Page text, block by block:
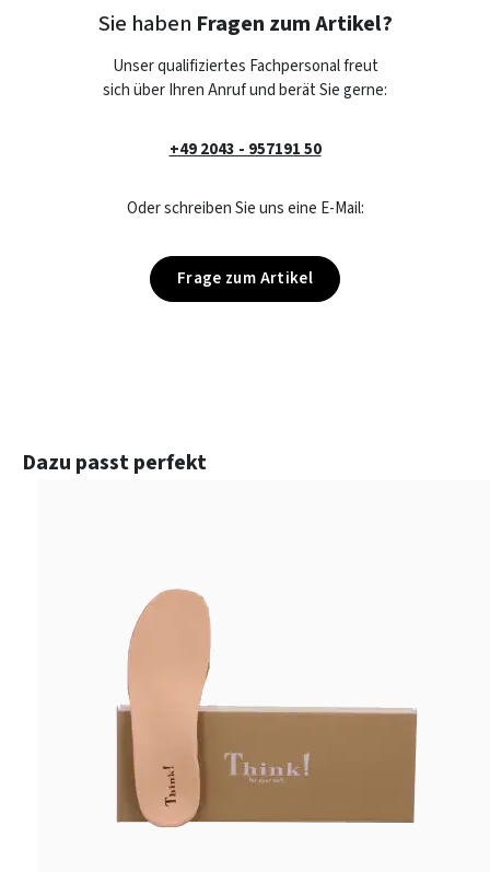
Sie haben Fragen zum Artikel?
Unser qualifiziertes Fachpersonal freut
sich über Ihren Anruf und berät Sie gerne:
+49 2043 - 957191 50
Oder schreiben Sie uns eine E-Mail:
Frage zum Artikel
Produktgalerie überspringen
Dazu passt perfekt